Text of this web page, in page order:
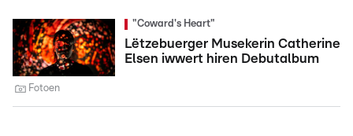
"Coward's Heart"
Lëtzebuerger Musekerin Catherine
Elsen iwwert hiren Debutalbum
Fotoen